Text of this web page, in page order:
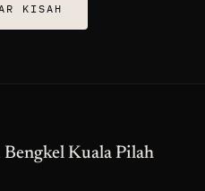
KISAH
Kuala Pilah